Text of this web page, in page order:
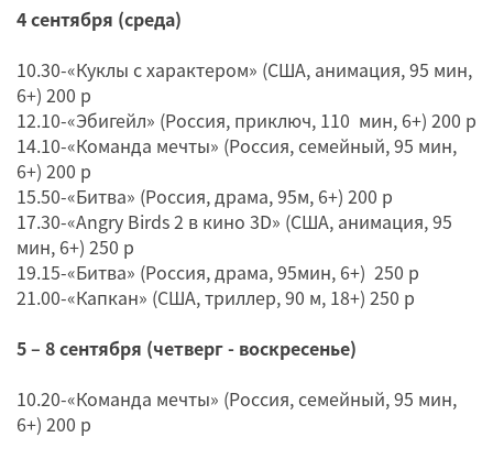
4 сентября (среда)
10.30-«Куклы с характером» (США, анимация, 95 мин,
6+) 200 р
12.10-«Эбигейл» (Россия, приключ, 110 мин, 6+) 200 р
14.10-«Команда мечты» (Россия, семейный, 95 мин,
6+) 200 р
15.50-«Битва» (Россия, драма, 95м, 6+) 200 р
17.30-«Angry Birds 2 в кино 3D» (США, анимация, 95
мин, 6+) 250 р
19.15-«Битва» (Россия, драма, 95мин, 6+) 250 р
21.00-«Капкан» (США, триллер, 90 м, 18+) 250 р
5 – 8 сентября (четверг - воскресенье)
10.20-«Команда мечты» (Россия, семейный, 95 мин,
6+) 200 р